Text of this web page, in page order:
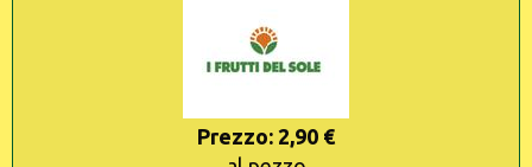
Prezzo: 2,90 €